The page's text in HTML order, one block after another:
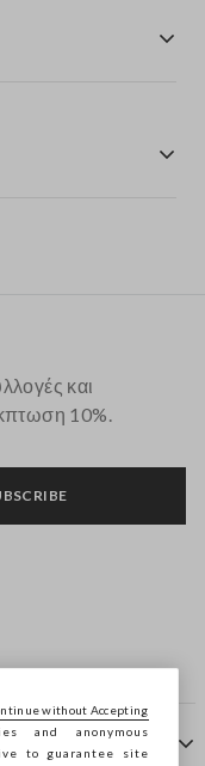
και
10%.
and anonymous
to guarantee site
without Accepting